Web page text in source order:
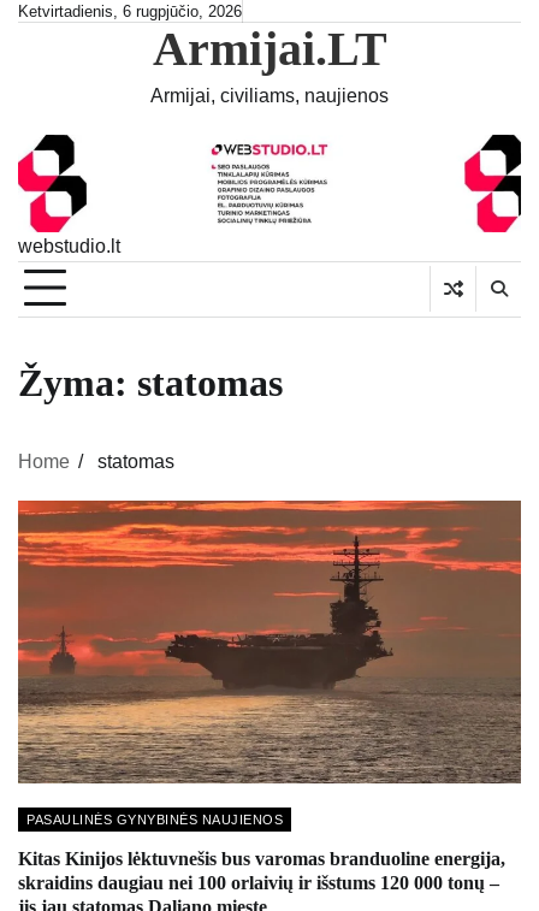
SkipKetvirtadienis, 6 rugpjūčio, 2026
Armijai.LT
Armijai, civiliams, naujienos
webstudio.lt
Žyma: statomas
Home statomas
PASAULINĖS GYNYBINĖS NAUJIENOS
Kitas Kinijos lėktuvnešis bus varomas branduoline energija,
skraidins daugiau nei 100 orlaivių ir išstums 120 000 tonų –
jis jau statomas Daliano mieste